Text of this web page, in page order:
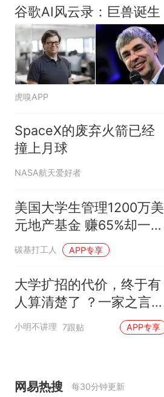
谷歌AI风云录：巨兽诞生
虎嗅APP
SpaceX的废弃火箭已经
撞上月球
NASA航天爱好者
美国大学生管理1200万美
元地产基金 赚65%却一分
不拿
碳基打工人 APP专享
大学扩招的代价，终于有
人算清楚了 ？一家之言仅
供参考！
小明不讲理 7跟贴 APP专享
网易热搜 每30分钟更新